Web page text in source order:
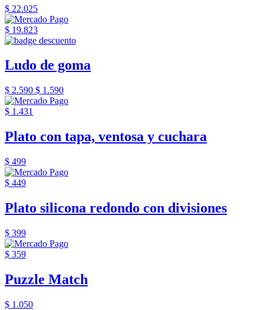
$ 22.025
$ 19.823
Ludo de goma
$ 2.590 $ 1.590
$ 1.431
Plato con tapa, ventosa y cuchara
$ 499
$ 449
Plato silicona redondo con divisiones
$ 399
$ 359
Puzzle Match
$ 1.050